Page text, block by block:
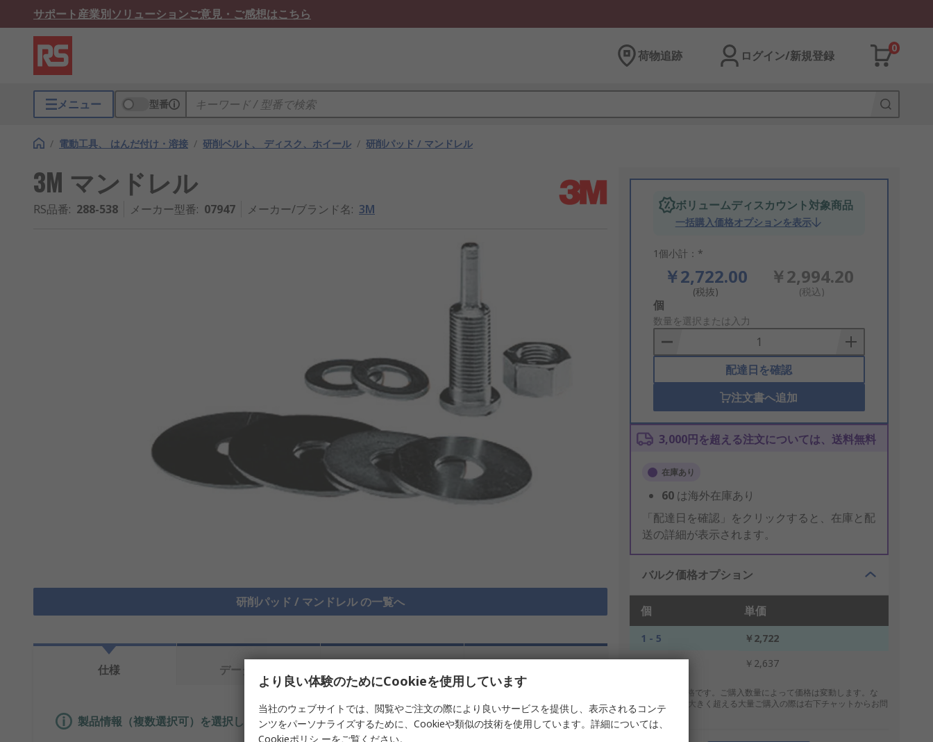
サポート産業別ソリューションご意見・ご感想はこちら
荷物追跡 ログイン/新規登録
0
メニュー 型番
/ 電動工具、 はんだ付け・溶接 / 研削ベルト、 ディスク、ホイール / 研削パッド / マンドレル
3M マンドレル
RS品番: 288-538 メーカー型番: 07947 メーカー/ブランド名: 3M
研削パッド / マンドレル の一覧へ
ボリュームディスカウント対象商品
一括購入価格オプションを表示
1個小計：*
￥2,722.00
(税抜)
￥2,994.20
(税込)
Add
to
Basket
個
数量を選択または入力
配達日を確認
注文書へ追加
3,000円を超える注文については、送料無料
在庫あり
60 は海外在庫あり
「配達日を確認」をクリックすると、在庫と配
送の詳細が表示されます。
バルク価格オプション
個 単価
1 - 5
￥2,722
6 +
￥2,637
* 表示は参考価格です。ご購入数量によって価格は変動します。な
お、上記数量を大きく超える大量ご購入の際は右下チャットからお問
合せください。
仕様 データシート
製品情報（複数選択可）を選択して、類似製品を検索します。
より良い体験のためにCookieを使用しています
当社のウェブサイトでは、閲覧やご注文の際により良いサービスを提供し、表示されるコンテ
ンツをパーソナライズするために、Cookieや類似の技術を使用しています。詳細については、
Cookieポリシ ーをご覧ください。